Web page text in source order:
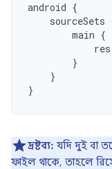
android {
sourceSets
main {
res
}
}
}
দ্রষ্টব্য: যদি দুই বা
ফাইল থাকে, তাহলে